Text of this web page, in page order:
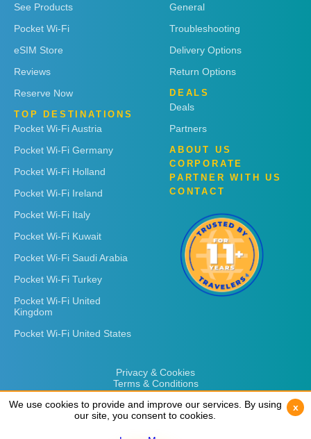
See Products
Pocket Wi-Fi
eSIM Store
Reviews
Reserve Now
TOP DESTINATIONS
Pocket Wi-Fi Austria
Pocket Wi-Fi Germany
Pocket Wi-Fi Holland
Pocket Wi-Fi Ireland
Pocket Wi-Fi Italy
Pocket Wi-Fi Kuwait
Pocket Wi-Fi Saudi Arabia
Pocket Wi-Fi Turkey
Pocket Wi-Fi United
Kingdom
Pocket Wi-Fi United States
General
Troubleshooting
Delivery Options
Return Options
DEALS
Deals
Partners
ABOUT US
CORPORATE
PARTNER WITH US
CONTACT
Privacy & Cookies
Terms & Conditions
We use cookies to provide and improve our services. By using
our site, you consent to cookies.
x
We use cookies to provide and improve our services. By using
our site, you consent to cookies.
x